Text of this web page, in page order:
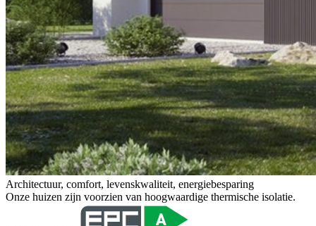
Architectuur, comfort, levenskwaliteit, energiebesparing
Onze huizen zijn voorzien van hoogwaardige thermische isolatie.